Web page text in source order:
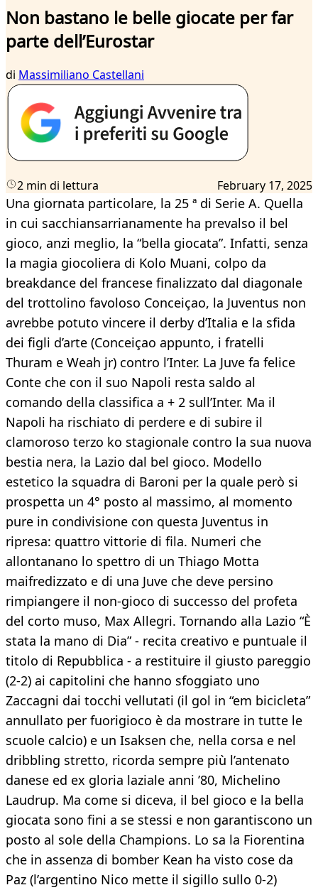
Non bastano le belle giocate per far
parte dell’Eurostar
di Massimiliano Castellani
2 min di lettura February 17, 2025
Una giornata particolare, la 25 ª di Serie A. Quella
in cui sacchiansarrianamente ha prevalso il bel
gioco, anzi meglio, la “bella giocata”. Infatti, senza
la magia giocoliera di Kolo Muani, colpo da
breakdance del francese finalizzato dal diagonale
del trottolino favoloso Conceiçao, la Juventus non
avrebbe potuto vincere il derby d’Italia e la sfida
dei figli d’arte (Conceiçao appunto, i fratelli
Thuram e Weah jr) contro l’Inter. La Juve fa felice
Conte che con il suo Napoli resta saldo al
comando della classifica a + 2 sull’Inter. Ma il
Napoli ha rischiato di perdere e di subire il
clamoroso terzo ko stagionale contro la sua nuova
bestia nera, la Lazio dal bel gioco. Modello
estetico la squadra di Baroni per la quale però si
prospetta un 4° posto al massimo, al momento
pure in condivisione con questa Juventus in
ripresa: quattro vittorie di fila. Numeri che
allontanano lo spettro di un Thiago Motta
maifredizzato e di una Juve che deve persino
rimpiangere il non-gioco di successo del profeta
del corto muso, Max Allegri. Tornando alla Lazio “È
stata la mano di Dia” - recita creativo e puntuale il
titolo di Repubblica - a restituire il giusto pareggio
(2-2) ai capitolini che hanno sfoggiato uno
Zaccagni dai tocchi vellutati (il gol in “em bicicleta”
annullato per fuorigioco è da mostrare in tutte le
scuole calcio) e un Isaksen che, nella corsa e nel
dribbling stretto, ricorda sempre più l’antenato
danese ed ex gloria laziale anni ’80, Michelino
Laudrup. Ma come si diceva, il bel gioco e la bella
giocata sono fini a se stessi e non garantiscono un
posto al sole della Champions. Lo sa la Fiorentina
che in assenza di bomber Kean ha visto cose da
Paz (l’argentino Nico mette il sigillo sullo 0-2)